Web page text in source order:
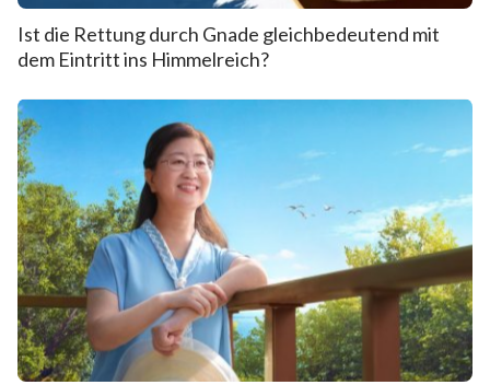
Ist die Rettung durch Gnade gleichbedeutend mit
dem Eintritt ins Himmelreich?